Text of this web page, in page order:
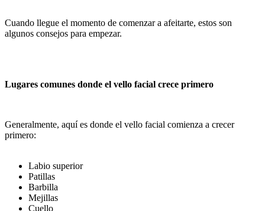
Cuando llegue el momento de comenzar a afeitarte, estos son
algunos consejos para empezar.
Lugares comunes donde el vello facial crece primero
Generalmente, aquí es donde el vello facial comienza a crecer
primero:
Labio superior
Patillas
Barbilla
Mejillas
Cuello